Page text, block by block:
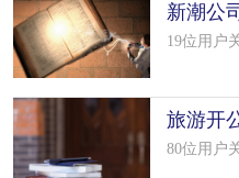
新潮公
（38个
19位用户
旅游开
（50个
80位用户